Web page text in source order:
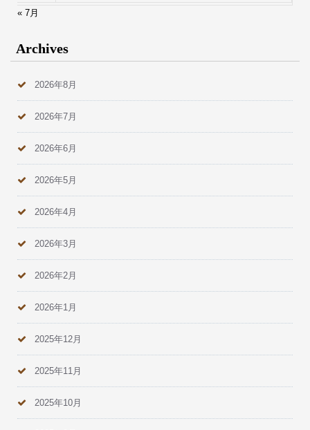
« 7月
Archives
2026年8月
2026年7月
2026年6月
2026年5月
2026年4月
2026年3月
2026年2月
2026年1月
2025年12月
2025年11月
2025年10月